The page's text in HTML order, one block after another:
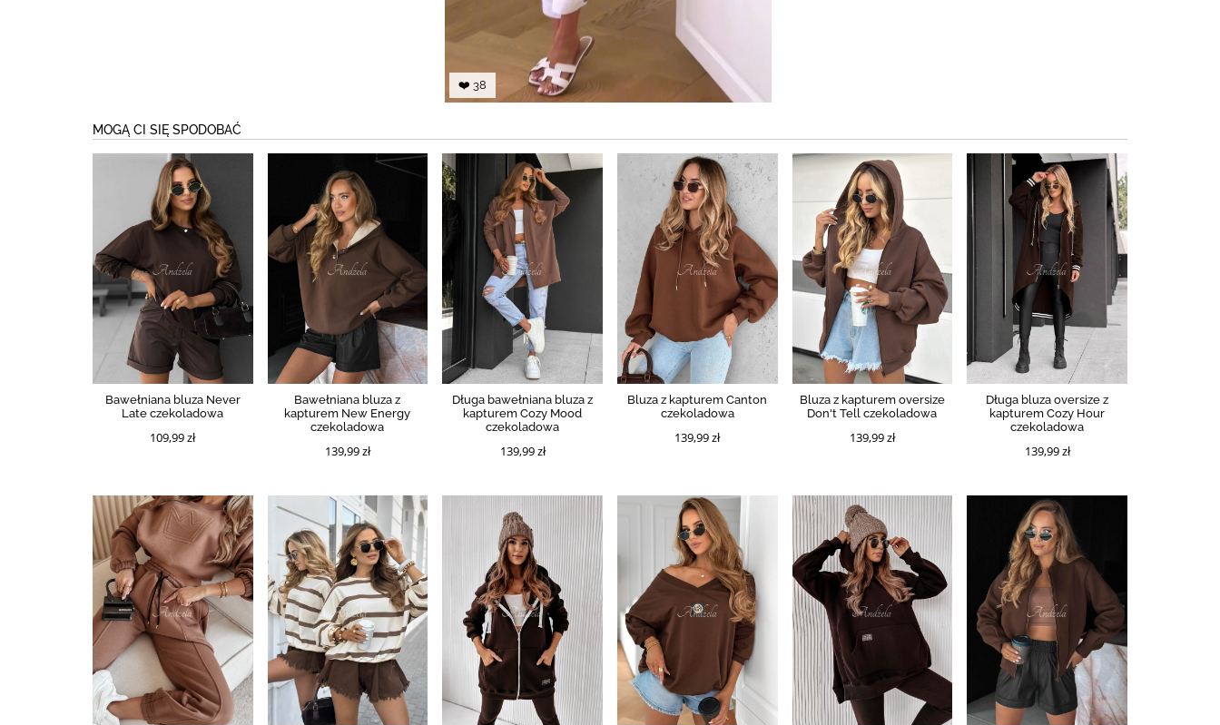
❤️ 38
MOGĄ CI SIĘ SPODOBAĆ
Bawełniana bluza Never
Late czekoladowa
109,99 zł
Bawełniana bluza z
kapturem New Energy
czekoladowa
139,99 zł
Długa bawełniana bluza z
kapturem Cozy Mood
czekoladowa
139,99 zł
Bluza z kapturem Canton
czekoladowa
139,99 zł
Bluza z kapturem oversize
Don't Tell czekoladowa
139,99 zł
Długa bluza oversize z
kapturem Cozy Hour
czekoladowa
139,99 zł